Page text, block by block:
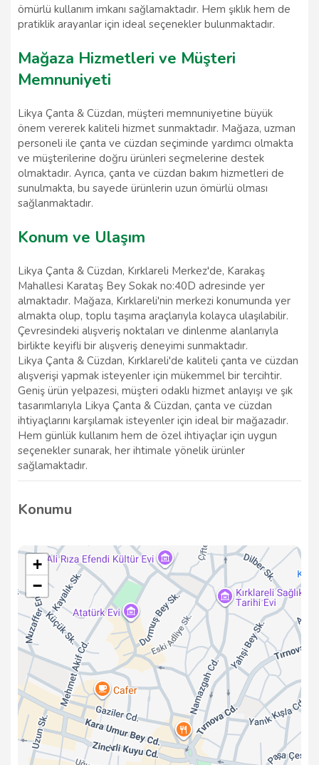
ömürlü kullanım imkanı sağlamaktadır. Hem şıklık hem de
pratiklik arayanlar için ideal seçenekler bulunmaktadır.
Mağaza Hizmetleri ve Müşteri
Memnuniyeti
Likya Çanta & Cüzdan, müşteri memnuniyetine büyük
önem vererek kaliteli hizmet sunmaktadır. Mağaza, uzman
personeli ile çanta ve cüzdan seçiminde yardımcı olmakta
ve müşterilerine doğru ürünleri seçmelerine destek
olmaktadır. Ayrıca, çanta ve cüzdan bakım hizmetleri de
sunulmakta, bu sayede ürünlerin uzun ömürlü olması
sağlanmaktadır.
Konum ve Ulaşım
Likya Çanta & Cüzdan, Kırklareli Merkez'de, Karakaş
Mahallesi Karataş Bey Sokak no:40D adresinde yer
almaktadır. Mağaza, Kırklareli'nin merkezi konumunda yer
almakta olup, toplu taşıma araçlarıyla kolayca ulaşılabilir.
Çevresindeki alışveriş noktaları ve dinlenme alanlarıyla
birlikte keyifli bir alışveriş deneyimi sunmaktadır.
Likya Çanta & Cüzdan, Kırklareli'de kaliteli çanta ve cüzdan
alışverişi yapmak isteyenler için mükemmel bir tercihtir.
Geniş ürün yelpazesi, müşteri odaklı hizmet anlayışı ve şık
tasarımlarıyla Likya Çanta & Cüzdan, çanta ve cüzdan
ihtiyaçlarını karşılamak isteyenler için ideal bir mağazadır.
Hem günlük kullanım hem de özel ihtiyaçlar için uygun
seçenekler sunarak, her ihtimale yönelik ürünler
sağlamaktadır.
Konumu
+
−